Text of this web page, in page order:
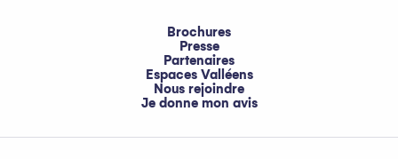
Brochures
Presse
Partenaires
Espaces Valléens
Nous rejoindre
Je donne mon avis